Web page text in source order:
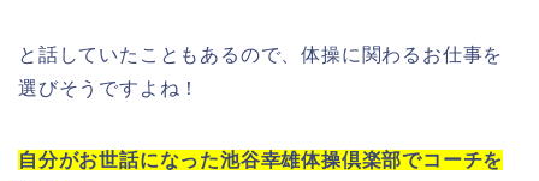
と話していたこともあるので、体操に関わるお仕事を
選びそうですよね！
自分がお世話になった池谷幸雄体操倶楽部でコーチを